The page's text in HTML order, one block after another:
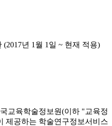
년 1월 1일 ~ 현재 적용)
교육학술정보원(이하 "교육정
제공하는 학술연구정보서비스